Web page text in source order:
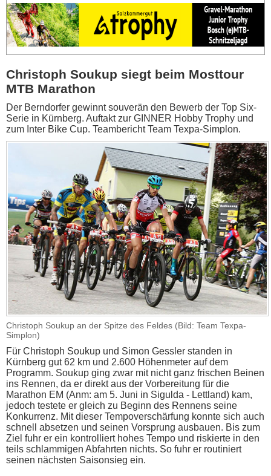
Christoph Soukup siegt beim Mosttour
MTB Marathon
Der Berndorfer gewinnt souverän den Bewerb der Top Six-
Serie in Kürnberg. Auftakt zur GINNER Hobby Trophy und
zum Inter Bike Cup. Teambericht Team Texpa-Simplon.
Christoph Soukup an der Spitze des Feldes (Bild: Team Texpa-
Simplon)
Für Christoph Soukup und Simon Gessler standen in
Kürnberg gut 62 km und 2.600 Höhenmeter auf dem
Programm. Soukup ging zwar mit nicht ganz frischen Beinen
ins Rennen, da er direkt aus der Vorbereitung für die
Marathon EM (Anm: am 5. Juni in Sigulda - Lettland) kam,
jedoch testete er gleich zu Beginn des Rennens seine
Konkurrenz. Mit dieser Tempoverschärfung konnte sich auch
schnell absetzen und seinen Vorsprung ausbauen. Bis zum
Ziel fuhr er ein kontrolliert hohes Tempo und riskierte in den
teils schlammigen Abfahrten nichts. So fuhr er routiniert
seinen nächsten Saisonsieg ein.